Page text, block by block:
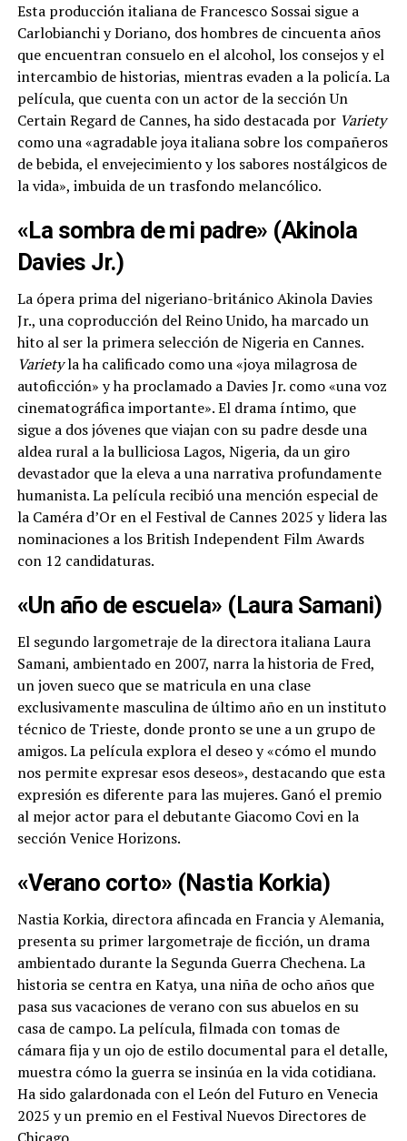
Esta producción italiana de Francesco Sossai sigue a
Carlobianchi y Doriano, dos hombres de cincuenta años
que encuentran consuelo en el alcohol, los consejos y el
intercambio de historias, mientras evaden a la policía. La
película, que cuenta con un actor de la sección Un
Certain Regard de Cannes, ha sido destacada por Variety
como una «agradable joya italiana sobre los compañeros
de bebida, el envejecimiento y los sabores nostálgicos de
la vida», imbuida de un trasfondo melancólico.
«La sombra de mi padre» (Akinola
Davies Jr.)
La ópera prima del nigeriano-británico Akinola Davies
Jr., una coproducción del Reino Unido, ha marcado un
hito al ser la primera selección de Nigeria en Cannes.
Varietyla ha calificado como una «joya milagrosa de
autoficción» y ha proclamado a Davies Jr. como «una voz
cinematográfica importante». El drama íntimo, que
sigue a dos jóvenes que viajan con su padre desde una
aldea rural a la bulliciosa Lagos, Nigeria, da un giro
devastador que la eleva a una narrativa profundamente
humanista. La película recibió una mención especial de
la Caméra d’Or en el Festival de Cannes 2025 y lidera las
nominaciones a los British Independent Film Awards
con 12 candidaturas.
«Un año de escuela» (Laura Samani)
El segundo largometraje de la directora italiana Laura
Samani, ambientado en 2007, narra la historia de Fred,
un joven sueco que se matricula en una clase
exclusivamente masculina de último año en un instituto
técnico de Trieste, donde pronto se une a un grupo de
amigos. La película explora el deseo y «cómo el mundo
nos permite expresar esos deseos», destacando que esta
expresión es diferente para las mujeres. Ganó el premio
al mejor actor para el debutante Giacomo Covi en la
sección Venice Horizons.
«Verano corto» (Nastia Korkia)
Nastia Korkia, directora afincada en Francia y Alemania,
presenta su primer largometraje de ficción, un drama
ambientado durante la Segunda Guerra Chechena. La
historia se centra en Katya, una niña de ocho años que
pasa sus vacaciones de verano con sus abuelos en su
casa de campo. La película, filmada con tomas de
cámara fija y un ojo de estilo documental para el detalle,
muestra cómo la guerra se insinúa en la vida cotidiana.
Ha sido galardonada con el León del Futuro en Venecia
2025 y un premio en el Festival Nuevos Directores de